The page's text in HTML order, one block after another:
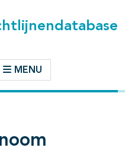
MENU